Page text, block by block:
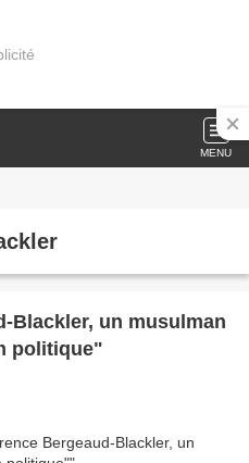
MENU
Blackler, un musulman
politique"